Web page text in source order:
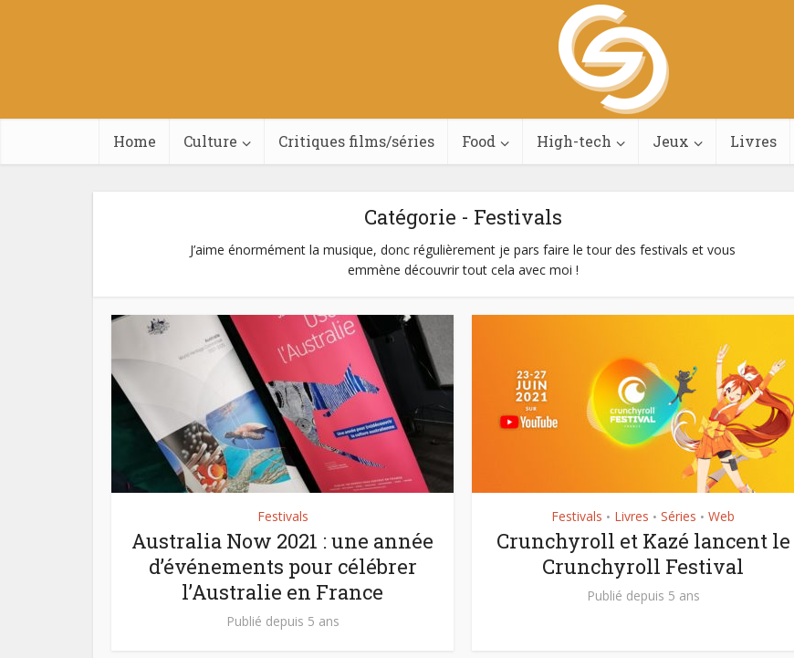
Home Culture Critiques films/séries Food High-tech Jeux Livres
Catégorie - Festivals
J’aime énormément la musique, donc régulièrement je pars faire le tour des festivals et vous
emmène découvrir tout cela avec moi !
Festivals
Australia Now 2021 : une année
d’événements pour célébrer
l’Australie en France
Publié depuis 5 ans
Festivals • Livres • Séries • Web
Crunchyroll et Kazé lancent le
Crunchyroll Festival
Publié depuis 5 ans